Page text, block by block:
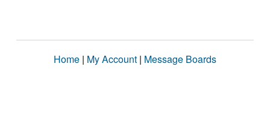
Home | My Account | Message Boards